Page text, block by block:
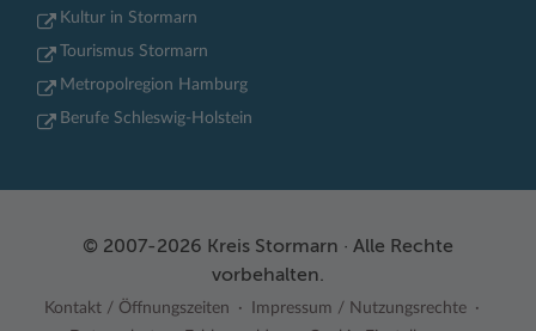
Kultur in Stormarn
Tourismus Stormarn
Metropolregion Hamburg
Berufe Schleswig-Holstein
© 2007-2026 Kreis Stormarn · Alle Rechte
vorbehalten.
Kontakt / Öffnungszeiten
Impressum / Nutzungsrechte